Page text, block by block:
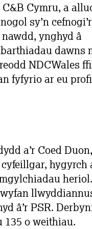
Cymru, a
sy’n
ynghyd â
dawns
NDCWales
fyfyrio ar eu
a’r Coed
hygyrch
heriol.
â’r PSR.
135 o weithiau.